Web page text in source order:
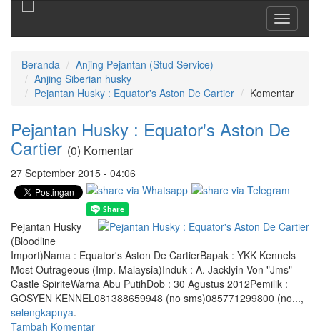
Toggle
Beranda
Anjing Pejantan (Stud Service)
Anjing Siberian husky
Pejantan Husky : Equator's Aston De Cartier
Komentar
Pejantan Husky : Equator's Aston De
Cartier (0) Komentar
27 September 2015 - 04:06
Pejantan Husky
(Bloodline
Import)Nama : Equator's Aston De CartierBapak : YKK Kennels
Most Outrageous (Imp. Malaysia)Induk : A. Jacklyin Von "Jms"
Castle SpiriteWarna Abu PutihDob : 30 Agustus 2012Pemilik :
GOSYEN KENNEL081388659948 (no sms)085771299800 (no...,
selengkapnya.
Tambah Komentar